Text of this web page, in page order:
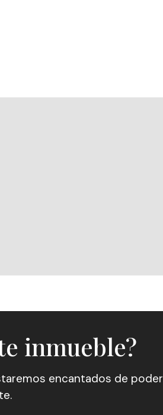
inmueble?
encantados de poder